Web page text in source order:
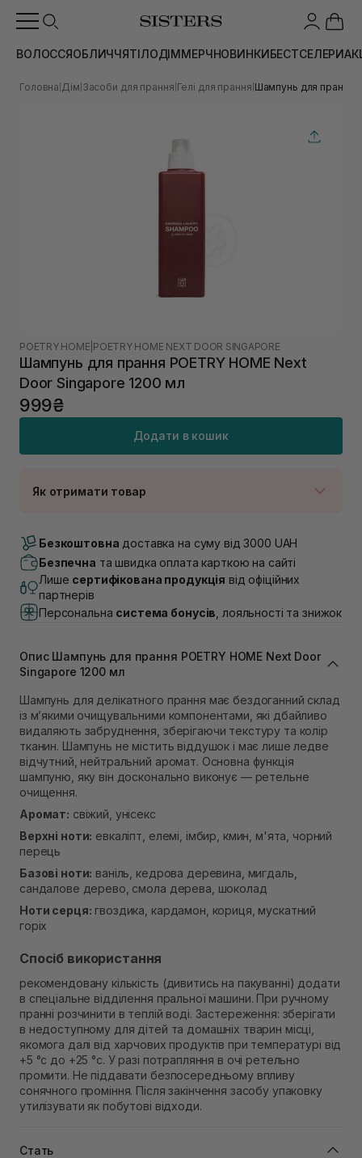
ВОЛОССЯОБЛИЧЧЯТІЛОДІММЕРЧНОВИНКИБЕСТСЕЛЕРИ
Головна Дім Засоби для прання Гелі для прання Шампунь для прання
POETRY HOME POETRY HOME NEXT DOOR SINGAPORE
Шампунь для прання POETRY HOME Next
Door Singapore 1200 мл
999₴
Додати в кошик
Як отримати товар
В наявності
Самовивіз м. Луцьк, вул. Винниченка 4
Немає в наявності!
Самовивіз м. Львів, вул. Академіка Підстригача, 1В
(Duck’s Lake)
В наявності
Немає в наявності!
Самовивіз м. Львів, вул. Степана Бандери 45
Самовивіз м. Рівне, вул. 16-го Липня, 15
В наявності
Самовивіз м. Рівне, вул. Кулика і Гудачека 23 (ТЦ
Екватор)
В наявності
Безкоштовна доставка на суму від 3000 UAH
Безпечна та швидка оплата карткою на сайті
Лише сертифікована продукція від офіційних
партнерів
Персональна система бонусів , лояльності та знижок
Опис Шампунь для прання POETRY HOME Next Door
Singapore 1200 мл
Шампунь для делікатного прання має бездоганний склад
із м’якими очищувальними компонентами, які дбайливо
видаляють забруднення, зберігаючи текстуру та колір
тканин. Шампунь не містить віддушок і має лише ледве
відчутний, нейтральний аромат. Основна функція
шампуню, яку він досконально виконує — ретельне
очищення.
Аромат: свіжий, унісекс
Верхні ноти: евкаліпт, елемі, імбир, кмин, м'ята, чорний
перець
Базові ноти: ваніль, кедрова деревина, мигдаль,
сандалове дерево, смола дерева, шоколад
Ноти серця: гвоздика, кардамон, кориця, мускатний
горіх
Спосіб використання
рекомендовану кількість (дивитись на пакуванні) додати
в спеціальне відділення пральної машини. При ручному
пранні розчинити в теплій воді. Застереження: зберігати
в недоступному для дітей та домашніх тварин місці,
якомога далі від харчових продуктів при температурі від
+5 °с до +25 °с. У разі потрапляння в очі ретельно
промити. Не піддавати безпосередньому впливу
сонячного проміння. Після закінчення засобу упаковку
утилізувати як побутові відходи.
Стать